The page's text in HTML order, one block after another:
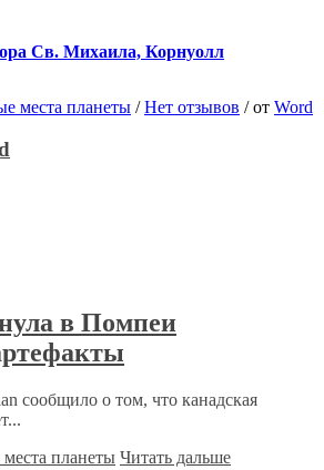
Св. Михаила, Корнуолл
места планеты / Нет отзывов /от Word
в Помпеи
сообщило о том, что канадская
планеты Читать дальше